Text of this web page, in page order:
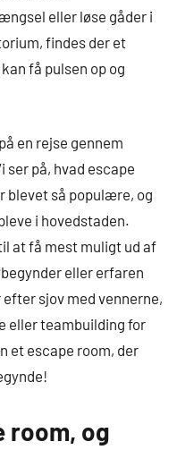
eller løse gåder i
findes der et
få pulsen op og
en rejse gennem
ser på, hvad escape
blevet så populære, og
i hovedstaden.
at få mest muligt ud af
eller erfaren
sjov med vennerne,
eller teambuilding for
et escape room, der
room, og